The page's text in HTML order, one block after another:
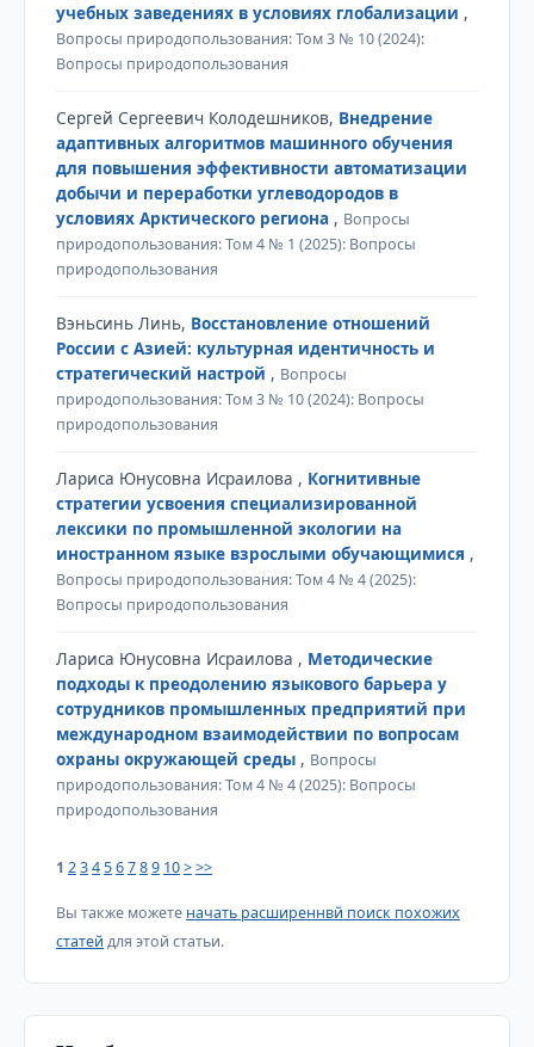
учебных заведениях в условиях глобализации ,
Вопросы природопользования: Том 3 № 10 (2024):
Вопросы природопользования
Сергей Сергеевич Колодешников, Внедрение
адаптивных алгоритмов машинного обучения
для повышения эффективности автоматизации
добычи и переработки углеводородов в
условиях Арктического региона , Вопросы
природопользования: Том 4 № 1 (2025): Вопросы
природопользования
Вэньсинь Линь, Восстановление отношений
России с Азией: культурная идентичность и
стратегический настрой , Вопросы
природопользования: Том 3 № 10 (2024): Вопросы
природопользования
Лариса Юнусовна Исраилова , Когнитивные
стратегии усвоения специализированной
лексики по промышленной экологии на
иностранном языке взрослыми обучающимися ,
Вопросы природопользования: Том 4 № 4 (2025):
Вопросы природопользования
Лариса Юнусовна Исраилова , Методические
подходы к преодолению языкового барьера у
сотрудников промышленных предприятий при
международном взаимодействии по вопросам
охраны окружающей среды , Вопросы
природопользования: Том 4 № 4 (2025): Вопросы
природопользования
1 23456789 10>>>
Вы также можете начать расширеннвй поиск похожих
статей для этой статьи.